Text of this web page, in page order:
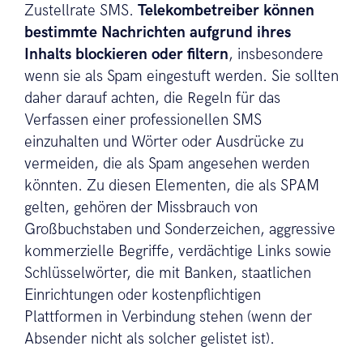
Zustellrate SMS. Telekombetreiber können
bestimmte Nachrichten aufgrund ihres
Inhalts blockieren oder filtern, insbesondere
wenn sie als Spam eingestuft werden. Sie sollten
daher darauf achten, die Regeln für das
Verfassen einer professionellen SMS
einzuhalten und Wörter oder Ausdrücke zu
vermeiden, die als Spam angesehen werden
könnten. Zu diesen Elementen, die als SPAM
gelten, gehören der Missbrauch von
Großbuchstaben und Sonderzeichen, aggressive
kommerzielle Begriffe, verdächtige Links sowie
Schlüsselwörter, die mit Banken, staatlichen
Einrichtungen oder kostenpflichtigen
Plattformen in Verbindung stehen (wenn der
Absender nicht als solcher gelistet ist).